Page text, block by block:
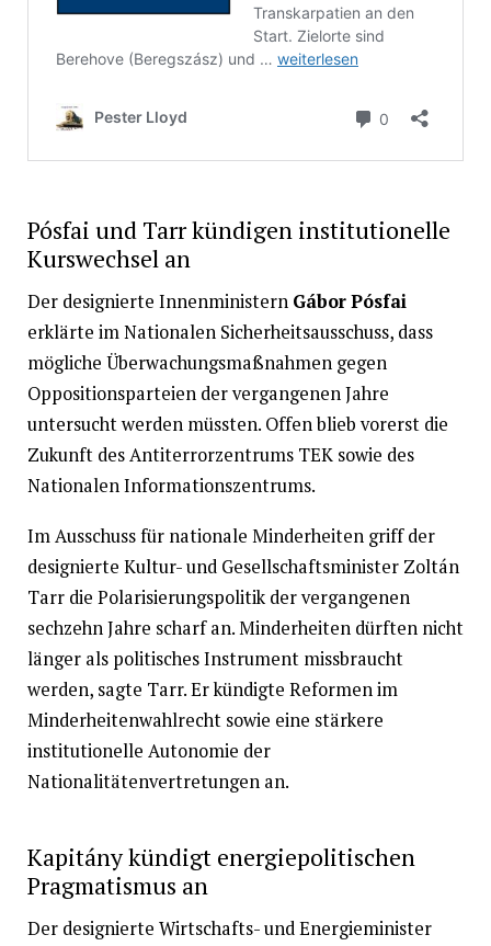
Pósfai und Tarr kündigen institutionelle
Kurswechsel an
Der designierte Innenministern Gábor Pósfai
erklärte im Nationalen Sicherheitsausschuss, dass
mögliche Überwachungsmaßnahmen gegen
Oppositionsparteien der vergangenen Jahre
untersucht werden müssten. Offen blieb vorerst die
Zukunft des Antiterrorzentrums TEK sowie des
Nationalen Informationszentrums.
Im Ausschuss für nationale Minderheiten griff der
designierte Kultur- und Gesellschaftsminister Zoltán
Tarr die Polarisierungspolitik der vergangenen
sechzehn Jahre scharf an. Minderheiten dürften nicht
länger als politisches Instrument missbraucht
werden, sagte Tarr. Er kündigte Reformen im
Minderheitenwahlrecht sowie eine stärkere
institutionelle Autonomie der
Nationalitätenvertretungen an.
Kapitány kündigt energiepolitischen
Pragmatismus an
Der designierte Wirtschafts- und Energieminister